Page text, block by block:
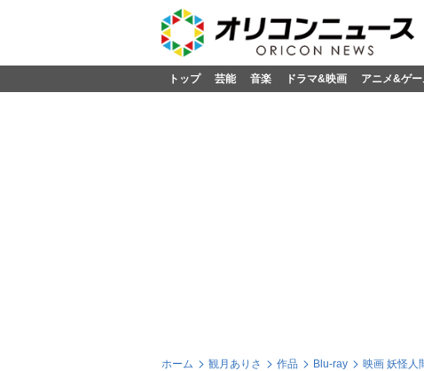
トップ 芸能 音楽 ドラマ&映画 アニメ&ゲ
ホーム 観月ありさ 作品 Blu-ray 映画 妖怪人